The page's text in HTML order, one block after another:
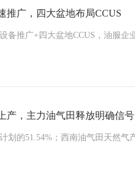
推广，四大盆地布局CCUS
产，主力油气田释放明确信号